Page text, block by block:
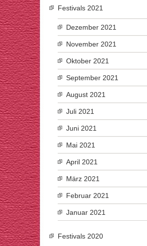
Festivals 2021
Dezember 2021
November 2021
Oktober 2021
September 2021
August 2021
Juli 2021
Juni 2021
Mai 2021
April 2021
März 2021
Februar 2021
Januar 2021
Festivals 2020